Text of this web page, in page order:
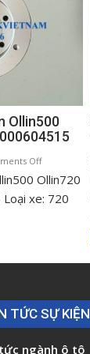
Ollin500
Offon
Puly
cốt
Ollin720
1000604515
Ollin720
xe: 720
TỨC SỰ KIỆN
ngành ô tô